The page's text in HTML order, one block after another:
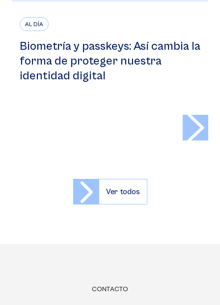
AL DÍA
Biometría y passkeys: Así cambia la
forma de proteger nuestra
identidad digital
Ver todos
CONTACTO